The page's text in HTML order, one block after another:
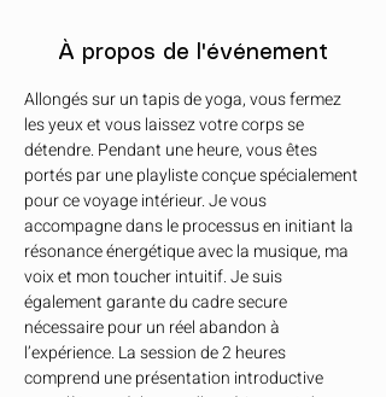
À propos de l'événement
Allongés sur un tapis de yoga, vous fermez
les yeux et vous laissez votre corps se
détendre. Pendant une heure, vous êtes
portés par une playliste conçue spécialement
pour ce voyage intérieur. Je vous
accompagne dans le processus en initiant la
résonance énergétique avec la musique, ma
voix et mon toucher intuitif. Je suis
également garante du cadre secure
nécessaire pour un réel abandon à
l’expérience. La session de 2 heures
comprend une présentation introductive